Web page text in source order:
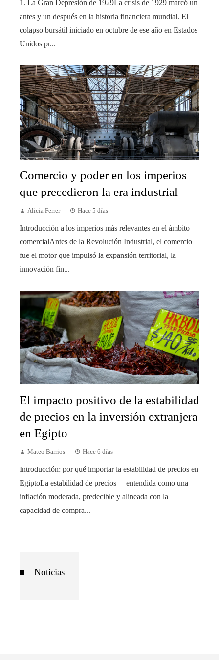
1. La Gran Depresión de 1929La crisis de 1929 marcó un
antes y un después en la historia financiera mundial. El
colapso bursátil iniciado en octubre de ese año en Estados
Unidos pr...
Comercio y poder en los imperios
que precedieron la era industrial
Alicia Ferrer Hace 5 días
Introducción a los imperios más relevantes en el ámbito
comercialAntes de la Revolución Industrial, el comercio
fue el motor que impulsó la expansión territorial, la
innovación fin...
El impacto positivo de la estabilidad
de precios en la inversión extranjera
en Egipto
Mateo Barrios Hace 6 días
Introducción: por qué importar la estabilidad de precios en
EgiptoLa estabilidad de precios —entendida como una
inflación moderada, predecible y alineada con la
capacidad de compra...
Noticias